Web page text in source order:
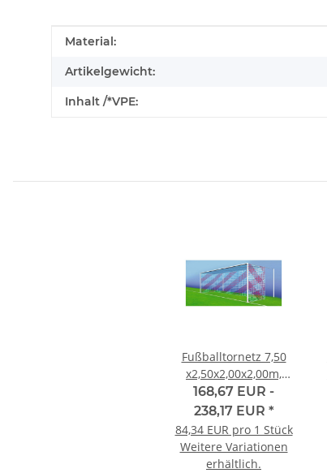
Produkteigenschaft
Wert
Material:
Artikelgewicht:
Inhalt /*VPE:
Fußballtornetz 7,50
x2,50x2,00x2,00m,
Maschenweite #
120mm
168,67 EUR -
238,17 EUR *
84,34 EUR pro 1 Stück
Weitere Variationen
erhältlich.